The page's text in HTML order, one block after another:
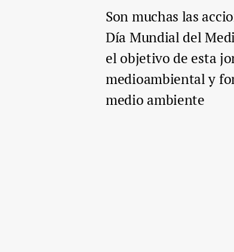
Son muchas las
Día Mundial del
el objetivo de esta
medioambiental y
medio ambiente